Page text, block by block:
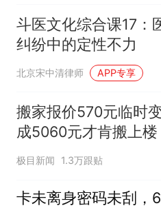
斗医文化综合课17：
纠纷中的定性不力
北京宋中清律师 APP专享
搬家报价570元临时
成5060元才肯搬上楼
子傻眼
极目新闻 1.3万跟贴
卡未离身密码未刮，